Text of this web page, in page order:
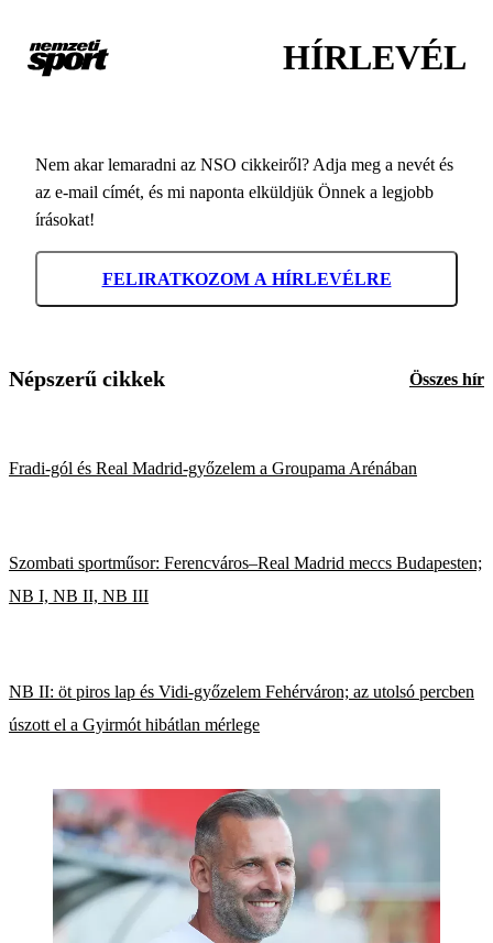
HÍRLEVÉL
Nem akar lemaradni az NSO cikkeiről? Adja meg a nevét és
az e-mail címét, és mi naponta elküldjük Önnek a legjobb
írásokat!
FELIRATKOZOM A HÍRLEVÉLRE
Népszerű cikkek Összes hír
Fradi-gól és Real Madrid-győzelem a Groupama Arénában
Szombati sportműsor: Ferencváros–Real Madrid meccs Budapesten;
NB I, NB II, NB III
NB II: öt piros lap és Vidi-győzelem Fehérváron; az utolsó percben
úszott el a Gyirmót hibátlan mérlege